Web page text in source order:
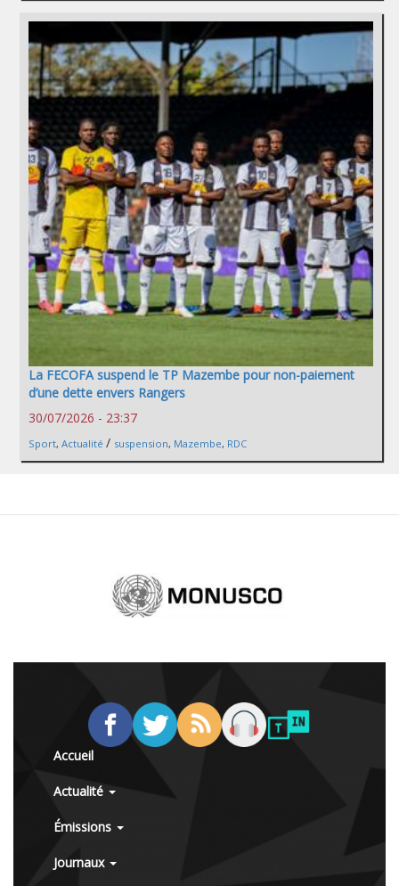
La FECOFA suspend le TP Mazembe pour non-paiement
d’une dette envers Rangers
30/07/2026 - 23:37
Sport, Actualité / suspension, Mazembe, RDC
Accueil
Actualité
Émissions
Journaux